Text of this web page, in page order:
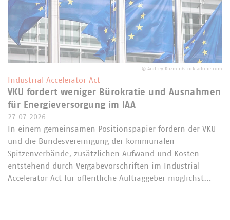
© Andrey Kuzmin/stock.adobe.com
Industrial Accelerator Act
VKU fordert weniger Bürokratie und Ausnahmen
für Energieversorgung im IAA
27.07.2026
In einem gemeinsamen Positionspapier fordern der VKU
und die Bundesvereinigung der kommunalen
Spitzenverbände, zusätzlichen Aufwand und Kosten
entstehend durch Vergabevorschriften im Industrial
Accelerator Act für öffentliche Auftraggeber möglichst…